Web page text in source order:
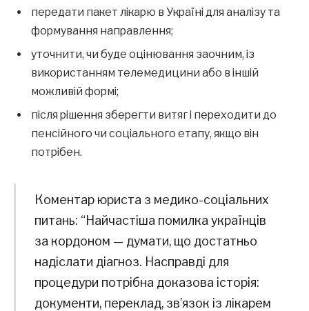
передати пакет лікарю в Україні для аналізу та
формування направлення;
уточнити, чи буде оцінювання заочним, із
використанням телемедицини або в іншій
можливій формі;
після рішення зберегти витяг і переходити до
пенсійного чи соціального етапу, якщо він
потрібен.
Коментар юриста з медико-соціальних
питань: “Найчастіша помилка українців
за кордоном — думати, що достатньо
надіслати діагноз. Насправді для
процедури потрібна доказова історія:
документи, переклад, зв’язок із лікарем